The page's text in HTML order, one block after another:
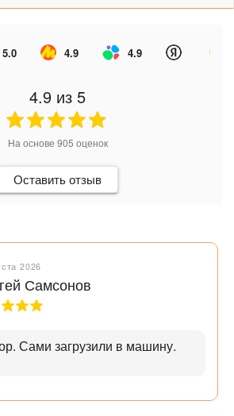
5.0 4.9 4.9
4.9 из 5
На основе 905 оценок
Оставить отзыв
2026
Самсонов
Сами загрузили в машину.